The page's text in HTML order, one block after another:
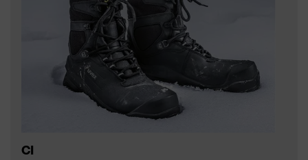
CI